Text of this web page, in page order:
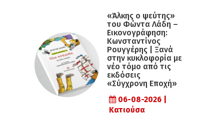
«Άλκης ο ψεύτης»
του Φώντα Λάδη –
Εικονογράφηση:
Κωνσταντίνος
Ρουγγέρης | Ξανά
στην κυκλοφορία με
νέο τόμο από τις
εκδόσεις
«Σύγχρονη Εποχή»
06-08-2026 |
Κατιούσα